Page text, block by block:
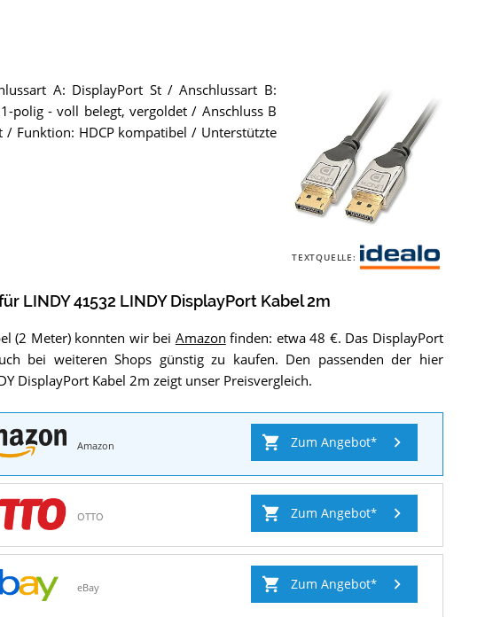
LINDY
DisplayPort
2m.
A: DisplayPort St / Anschlussart B:
polig - voll belegt, vergoldet / Anschluss B
/ Funktion: HDCP kompatibel / Unterstützte
TEXTQUELLE:
i
LINDY 41532 LINDY DisplayPort Kabel 2m
(2 Meter) konnten wir bei Amazon finden: etwa 48 €. Das DisplayPort
bei weiteren Shops günstig zu kaufen. Den passenden der hier
DisplayPort Kabel 2m zeigt unser Preisvergleich.
Amazon Zum Angebot
OTTO Zum Angebot
eBay Zum Angebot